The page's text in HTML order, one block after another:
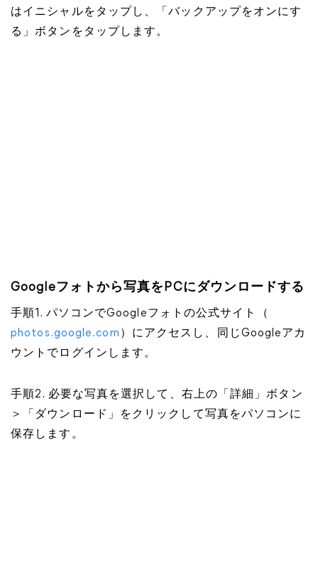
はイニシャルをタップし、「バックアップをオンにす
る」ボタンをタップします。
Googleフォトから写真をPCにダウンロードする
手順1. パソコンでGoogleフォトの公式サイト（
photos.google.com ）にアクセスし、同じGoogleアカ
ウントでログインします。
手順2. 必要な写真を選択して、右上の「詳細」ボタン
＞「ダウンロード」をクリックして写真をパソコンに
保存します。